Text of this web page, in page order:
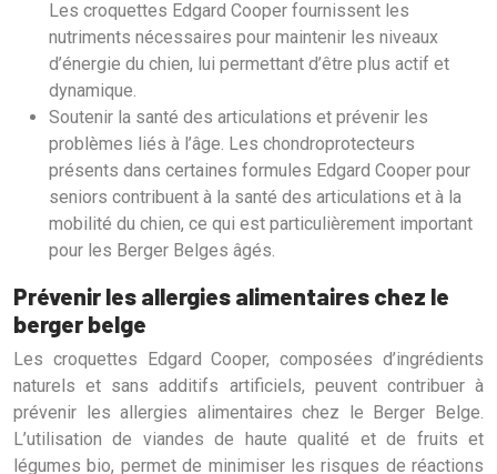
Les croquettes Edgard Cooper fournissent les
nutriments nécessaires pour maintenir les niveaux
d’énergie du chien, lui permettant d’être plus actif et
dynamique.
Soutenir la santé des articulations et prévenir les
problèmes liés à l’âge. Les chondroprotecteurs
présents dans certaines formules Edgard Cooper pour
seniors contribuent à la santé des articulations et à la
mobilité du chien, ce qui est particulièrement important
pour les Berger Belges âgés.
Prévenir les allergies alimentaires chez le
berger belge
Les croquettes Edgard Cooper, composées d’ingrédients
naturels et sans additifs artificiels, peuvent contribuer à
prévenir les allergies alimentaires chez le Berger Belge.
L’utilisation de viandes de haute qualité et de fruits et
légumes bio, permet de minimiser les risques de réactions